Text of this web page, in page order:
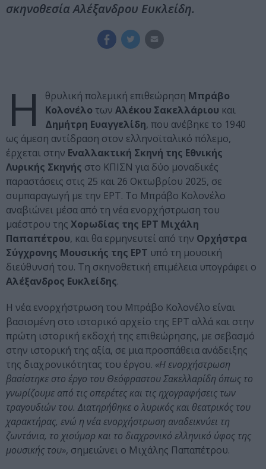
σκηνοθεσία Αλέξανδρου Ευκλείδη.
Η θρυλική πολεμική επιθεώρηση Μπράβο
Κολονέλο των Αλέκου Σακελλάριου και
Δημήτρη Ευαγγελίδη, που ανέβηκε το 1940
ως άμεση αντίδραση στον ελληνοϊταλικό πόλεμο,
έρχεται στην Εναλλακτική Σκηνή της Εθνικής
Λυρικής Σκηνής στο ΚΠΙΣΝ για δύο μοναδικές
παραστάσεις στις 25 και 26 Οκτωβρίου 2025, σε
συμπαραγωγή με την ΕΡΤ. Το Μπράβο Κολονέλο
αναβιώνει μέσα από τη νέα ενορχήστρωση του
μαέστρου της Χορωδίας της ΕΡΤ Μιχάλη
Παπαπέτρου, και θα ερμηνευτεί από την Ορχήστρα
Σύγχρονης Μουσικής της ΕΡΤ υπό τη μουσική
διεύθυνσή του. Τη σκηνοθετική επιμέλεια υπογράφει ο
Αλέξανδρος Ευκλείδης.
Η νέα ενορχήστρωση του Μπράβο Κολονέλο είναι
βασισμένη στο ιστορικό αρχείο της ΕΡΤ αλλά και στην
πρώτη ιστορική εκδοχή της επιθεώρησης, με σεβασμό
στην ιστορική της αξία, σε μια προσπάθεια ανάδειξης
της διαχρονικότητας του έργου. «Η ενορχήστρωση
βασίστηκε στο έργο του Θεόφραστου Σακελλαρίδη όπως το
γνωρίζουμε από τις οπερέτες και τις ηχογραφήσεις των
τραγουδιών του. Διατηρήθηκε ο λυρικός και θεατρικός του
χαρακτήρας, ενώ η νέα ενορχήστρωση αναδεικνύει τη
ζωντάνια, το χιούμορ και το διαχρονικό ελληνικό ύφος της
μουσικής του», σημειώνει ο Μιχάλης Παπαπέτρου.